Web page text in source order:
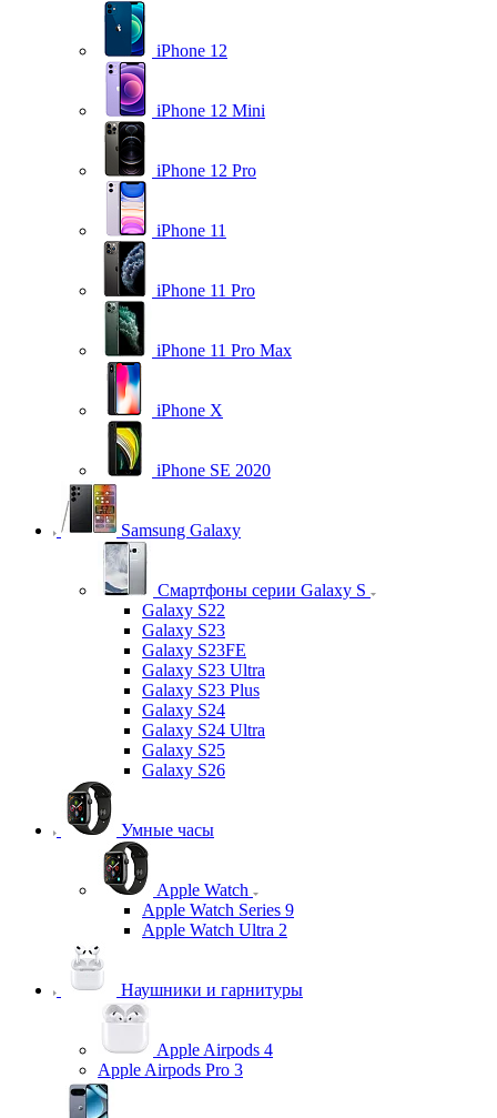
iPhone 12
iPhone 12 Mini
iPhone 12 Pro
iPhone 11
iPhone 11 Pro
iPhone 11 Pro Max
iPhone X
iPhone SE 2020
Samsung Galaxy
Смартфоны серии Galaxy S
Galaxy S22
Galaxy S23
Galaxy S23FE
Galaxy S23 Ultra
Galaxy S23 Plus
Galaxy S24
Galaxy S24 Ultra
Galaxy S25
Galaxy S26
Умные часы
Apple Watch
Apple Watch Series 9
Apple Watch Ultra 2
Наушники и гарнитуры
Apple Airpods 4
Apple Airpods Pro 3